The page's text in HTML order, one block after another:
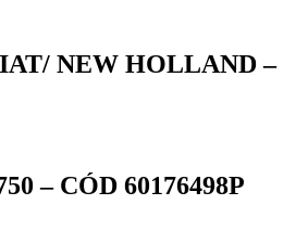
NEW HOLLAND –
– CÓD 60176498P